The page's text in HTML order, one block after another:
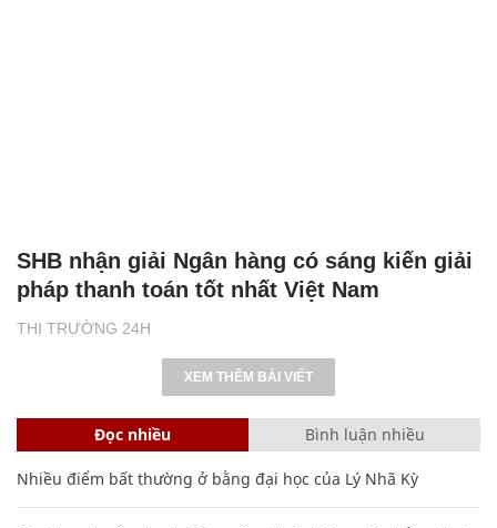
THỊ TRƯỜNG 24H
SHB nhận giải Ngân hàng có sáng kiến giải
pháp thanh toán tốt nhất Việt Nam
XEM THÊM BÀI VIẾT
Đọc nhiều Bình luận nhiều
Nhiều điểm bất thường ở bằng đại học của Lý Nhã Kỳ